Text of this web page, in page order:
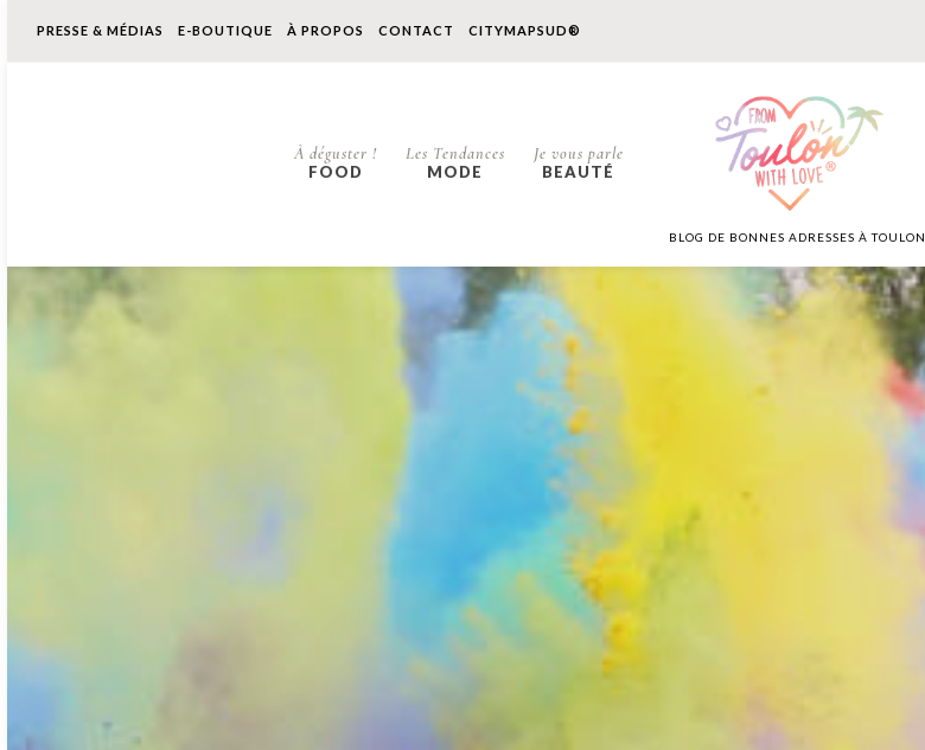
PRESSE & MÉDIAS E-BOUTIQUE À PROPOS CONTACT CITYMAPSUD®
À déguster !
FOOD
Les Tendances
MODE
Je vous parle
BEAUTÉ
BLOG DE BONNES ADRESSES À TOULON